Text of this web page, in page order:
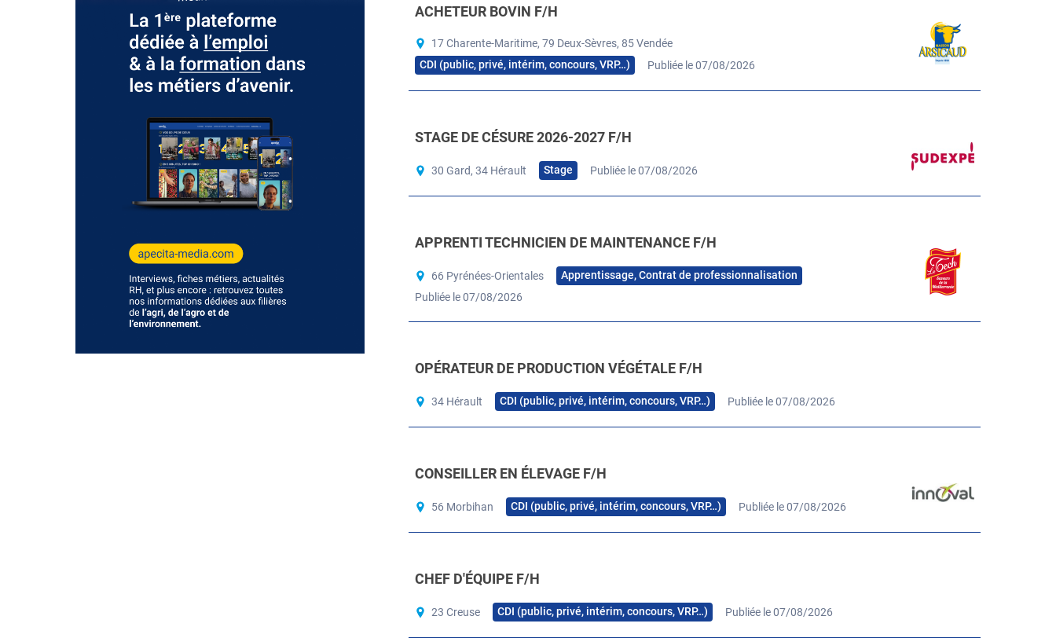
ACHETEUR BOVIN F/H
17 Charente-Maritime, 79 Deux-Sèvres, 85 Vendée
CDI (public, privé, intérim, concours, VRP…)
Publiée le 07/08/2026
STAGE DE CÉSURE 2026-2027 F/H
30 Gard, 34 Hérault Stage Publiée le 07/08/2026
APPRENTI TECHNICIEN DE MAINTENANCE F/H
66 Pyrénées-Orientales
Apprentissage, Contrat de professionnalisation
Publiée le 07/08/2026
OPÉRATEUR DE PRODUCTION VÉGÉTALE F/H
34 Hérault CDI (public, privé, intérim, concours, VRP…) Publiée le 07/08/2026
CONSEILLER EN ÉLEVAGE F/H
56 Morbihan CDI (public, privé, intérim, concours, VRP…) Publiée le 07/08/2026
CHEF D'ÉQUIPE F/H
23 Creuse CDI (public, privé, intérim, concours, VRP…) Publiée le 07/08/2026